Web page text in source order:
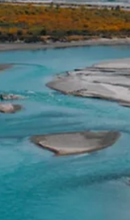
pas inclus ?
Guides: chauffeur/
mentionnées dans